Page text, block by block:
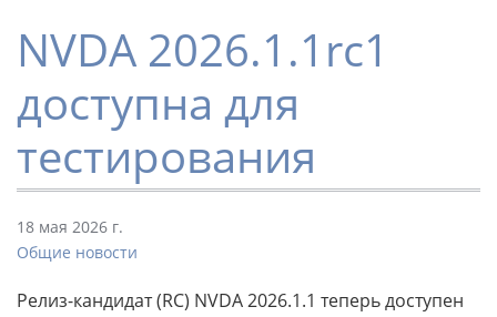
NVDA 2026.1.1rc1
доступна для
тестирования
18 мая 2026 г.
Общие новости
Релиз-кандидат (RC) NVDA 2026.1.1 теперь доступен